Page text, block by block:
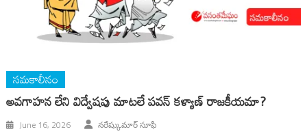
సమకాలీనం
అవగాహన లేని విద్వేషపు మాటలే పవన్ కళ్యాణ్ రాజకీయమా?
June 16, 2026 నరేష్కుమార్ సూఫీ